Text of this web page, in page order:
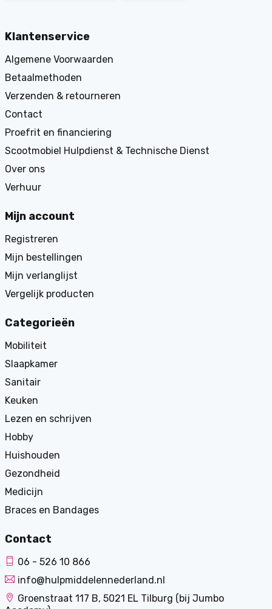
Klantenservice
Algemene Voorwaarden
Betaalmethoden
Verzenden & retourneren
Contact
Proefrit en financiering
Scootmobiel Hulpdienst & Technische Dienst
Over ons
Verhuur
Mijn account
Registreren
Mijn bestellingen
Mijn verlanglijst
Vergelijk producten
Categorieën
Mobiliteit
Slaapkamer
Sanitair
Keuken
Lezen en schrijven
Hobby
Huishouden
Gezondheid
Medicijn
Braces en Bandages
Contact
06 - 526 10 866
info@hulpmiddelennederland.nl
Groenstraat 117 B, 5021 EL Tilburg (bij Jumbo